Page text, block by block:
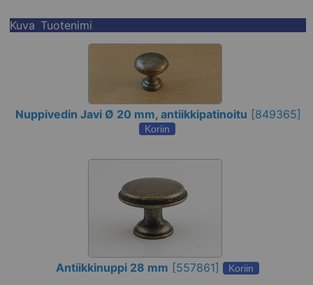
Kuva Tuotenimi
Nuppivedin Javi Ø 20 mm, antiikkipatinoitu [849365]
Koriin
Antiikkinuppi 28 mm [557861] Koriin